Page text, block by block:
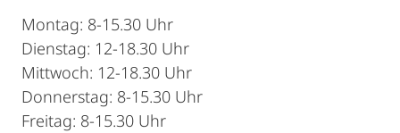
Montag: 8-15.30 Uhr
Dienstag: 12-18.30 Uhr
Mittwoch: 12-18.30 Uhr
Donnerstag: 8-15.30 Uhr
Freitag: 8-15.30 Uhr